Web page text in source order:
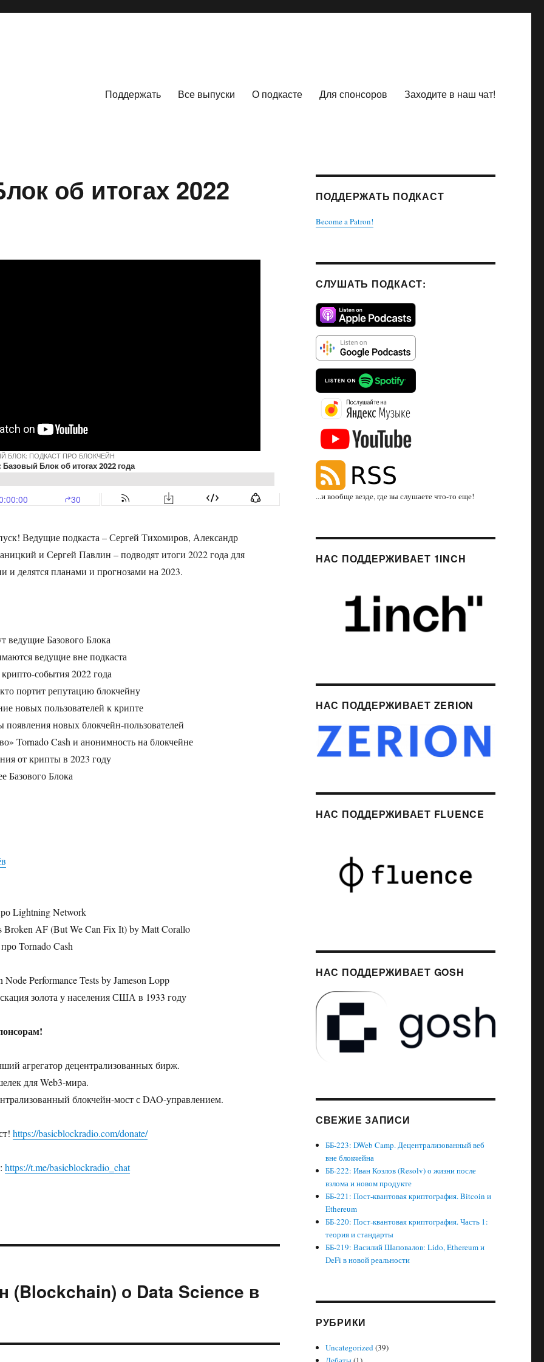
Поддержать Все выпуски О подкасте Для спонсоров Заходите в наш чат!
об итогах 2022
Ведущие подкаста – Сергей Тихомиров, Александр
и Сергей Павлин – подводят итоги 2022 года для
и делятся планами и прогнозами на 2023.
ведущие Базового Блока
ведущие вне подкаста
события 2022 года
портит репутацию блокчейну
новых пользователей к крипте
новых блокчейн-пользователей
Tornado Cash и анонимность на блокчейне
от крипты в 2023 году
Базового Блока
Lightning Network
Broken AF (But We Can Fix It) by Matt Corallo
Tornado Cash
Performance Tests by Jameson Lopp
золота у населения США в 1933 году
агрегатор децентрализованных бирж.
для Web3-мира.
блокчейн-мост с DAO-управлением.
https://basicblockradio.com/donate/
https://t.me/basicblockradio_chat
(Blockchain) о Data Science в
ПОДДЕРЖАТЬ ПОДКАСТ
Become a Patron!
СЛУШАТЬ ПОДКАСТ:
...и вообще везде, где вы слушаете что-то еще!
НАС ПОДДЕРЖИВАЕТ 1INCH
НАС ПОДДЕРЖИВАЕТ ZERION
НАС ПОДДЕРЖИВАЕТ FLUENCE
НАС ПОДДЕРЖИВАЕТ GOSH
СВЕЖИЕ ЗАПИСИ
ББ-223: DWeb Camp. Децентрализованный веб
вне блокчейна
ББ-222: Иван Козлов (Resolv) о жизни после
взлома и новом продукте
ББ-221: Пост-квантовая криптография. Bitcoin и
Ethereum
ББ-220: Пост-квантовая криптография. Часть 1:
теория и стандарты
ББ-219: Василий Шаповалов: Lido, Ethereum и
DeFi в новой реальности
РУБРИКИ
Uncategorized(39)